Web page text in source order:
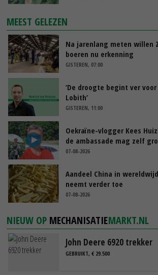
MEEST GELEZEN
Na jarenlang meten willen
boeren nu erkenning
GISTEREN, 07:00
‘De droogte begint ver
Lobith’
GISTEREN, 11:00
Oekraïne-vlogger Kees
de ambassade mag zelf
07-08-2026
Aandeel China in
neemt verder toe
07-08-2026
NIEUW OP MECHANISATIEMARKT.NL
John Deere 6920 trekker
GEBRUIKT, € 29.500